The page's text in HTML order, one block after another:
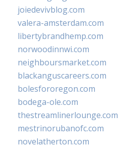
joiedevivblog.com
valera-amsterdam.com
libertybrandhemp.com
norwoodinnwi.com
neighboursmarket.com
blackanguscareers.com
bolesfororegon.com
bodega-ole.com
thestreamlinerlounge.com
mestrinorubanofc.com
novelatherton.com